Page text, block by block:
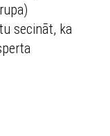
secināt, ka